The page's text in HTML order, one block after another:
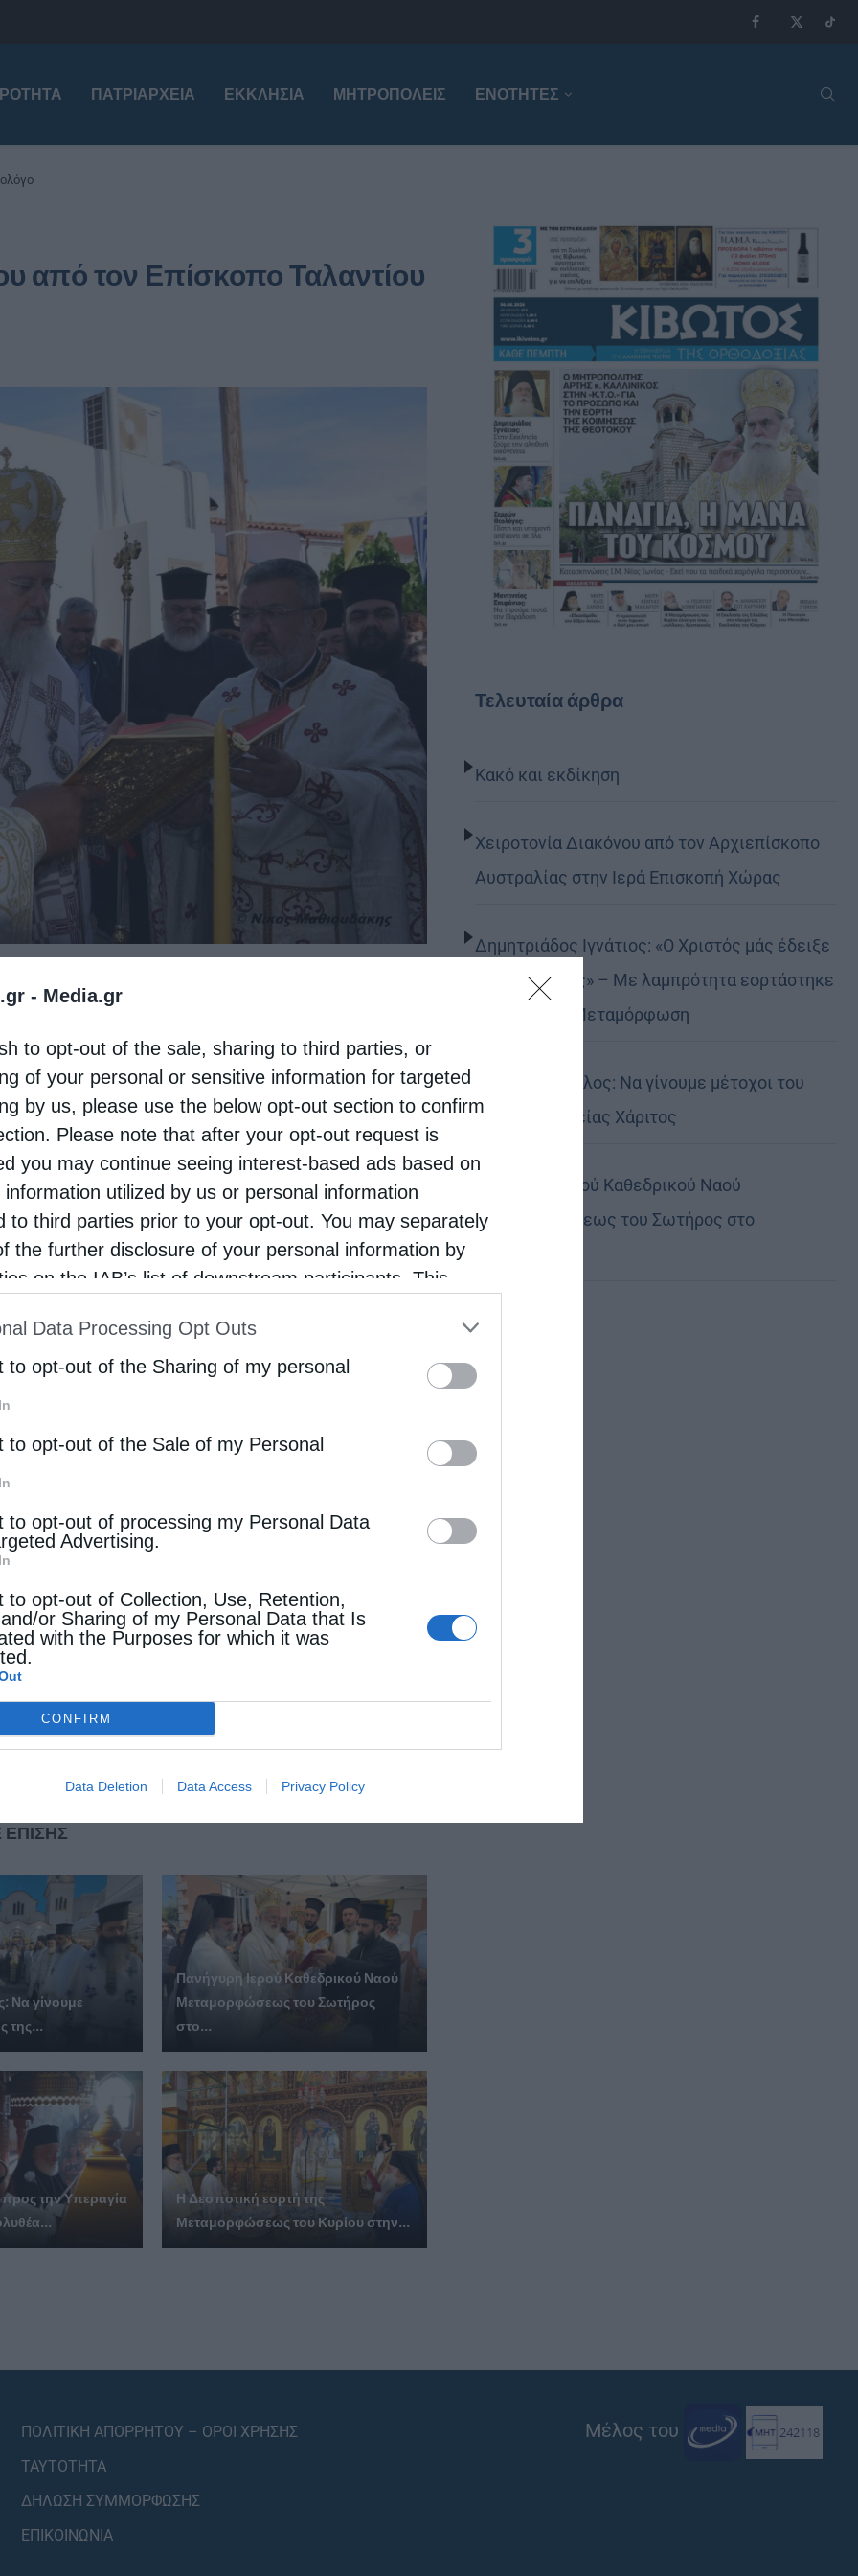
- Media.gr
to opt-out of the sale, sharing to third parties, or
of your personal or sensitive information for targeted
by us, please use the below opt-out section to confirm
Please note that after your opt-out request is
you may continue seeing interest-based ads based on
information utilized by us or personal information
to third parties prior to your opt-out. You may separately
the further disclosure of your personal information by
on the IAB’s list of downstream participants. This
of Downstream Participantsthat may further disclose it to
parties.
Data Processing Opt Outs
to opt-out of the Sharing of my personal
to opt-out of the Sale of my Personal
to opt-out of processing my Personal Data
Advertising.
to opt-out of Collection, Use, Retention,
or Sharing of my Personal Data that Is
with the Purposes for which it was
CONFIRM
Data Deletion Data Access Privacy Policy
ΠΑΤΡΙΑΡΧΕΊΑ ΕΚΚΛΗΣΊΑ ΜΗΤΡΟΠΌΛΕΙΣ ΕΝΟΤΗΤΕΣ
από τον Επίσκοπο Ταλαντίου
στον Ιερό Ναό Αγίου Αντωνίου στους
Εγκαίνια τέλεσε ο Θεοφιλέστατος
λειτουργεί στην Ιερά
εργατικότητα διακόνησε για δέκα πέντε
παρέστη ο Σεβασμιώτατος
καταλλήλως προς το πολυπληθές
μας κ. Ανδρέα για τη χαρά και την
Από την πλευρά του, ο Σεβασμιώτατος
με ιδιαίτερη συγκίνηση εξέφρασε τη χαρά
πρώτα του Εγκαίνια στον Ιερό Ναό Αγίου
αρχιερατικά καθήκοντα.
Πεδιάδας κ. Βασίλης Κεγκέρογλου και η
η οποία συγκινημένη παρακολούθησε τα
ΕΠΙΣΗΣ
Να γίνουμε
της...
Πανήγυρη Ιερού Καθεδρικού Ναού
Μεταμορφώσεως του Σωτήρος
στο...
την Υπεραγία
Η Δεσποτική εορτή της
Μεταμορφώσεως του Κυρίου στην...
Τελευταία άρθρα
Κακό και εκδίκηση
Χειροτονία Διακόνου από τον Αρχιεπίσκοπο
Αυστραλίας στην Ιερά Επισκοπή Χώρας
Δημητριάδος Ιγνάτιος: «Ο Χριστός μάς έδειξε
το μέλλον μας» – Με λαμπρότητα εορτάστηκε
στον Βόλο η Μεταμόρφωση
Κορίνθου Παύλος: Να γίνουμε μέτοχοι του
φωτός της Θείας Χάριτος
Πανήγυρη Ιερού Καθεδρικού Ναού
Μεταμορφώσεως του Σωτήρος στο
ΠΟΛΙΤΙΚΗ ΑΠΟΡΡΗΤΟΥ – ΟΡΟΙ ΧΡΗΣΗΣ
ΤΑΥΤΟΤΗΤΑ
ΔΗΛΩΣΗ ΣΥΜΜΟΡΦΩΣΗΣ
ΕΠΙΚΟΙΝΩΝΙΑ
Μέλος του